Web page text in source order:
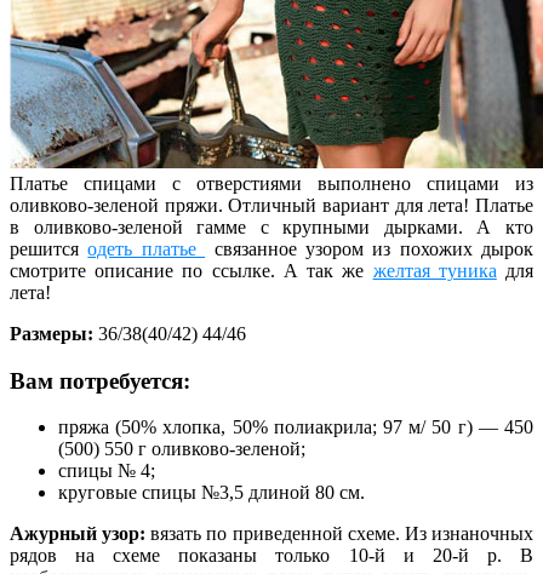
Платье спицами с отверстиями выполнено спицами из
оливково-зеленой пряжи. Отличный вариант для лета! Платье
в оливково-зеленой гамме с крупными дырками. А кто
решитсяодеть платье
связанное узором из похожих дырок
смотрите описание по ссылке. А так же желтая туника для
лета!
Размеры: 36/38(40/42) 44/46
Вам потребуется:
пряжа (50% хлопка, 50% полиакрила; 97 м/ 50 г) — 450
(500) 550 г оливково-зеленой;
спицы № 4;
круговые спицы №3,5 длиной 80 см.
Ажурный узор: вязать по приведенной схеме. Из изнаночных
рядов на схеме показаны только 10-й и 20-й р. В